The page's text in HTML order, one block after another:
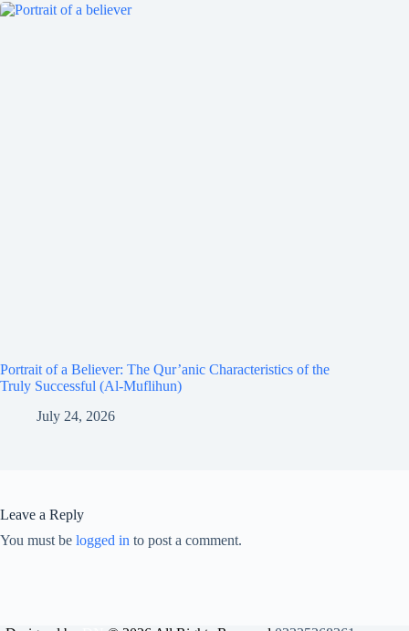
Portrait of a Believer: The Qur’anic Characteristics of the
Truly Successful (Al-Muflihun)
July 24, 2026
Leave a Reply
You must be logged in to post a comment.